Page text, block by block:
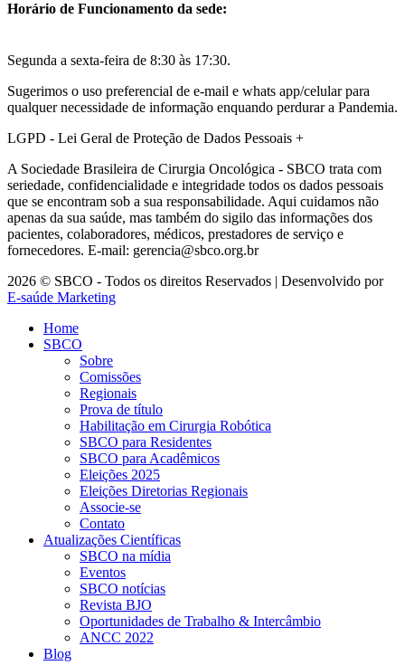
Horário de Funcionamento da sede:
Segunda a sexta-feira de 8:30 às 17:30.
Sugerimos o uso preferencial de e-mail e whats app/celular para
qualquer necessidade de informação enquando perdurar a Pandemia.
LGPD - Lei Geral de Proteção de Dados Pessoais +
A Sociedade Brasileira de Cirurgia Oncológica - SBCO trata com
seriedade, confidencialidade e integridade todos os dados pessoais
que se encontram sob a sua responsabilidade. Aqui cuidamos não
apenas da sua saúde, mas também do sigilo das informações dos
pacientes, colaboradores, médicos, prestadores de serviço e
fornecedores. E-mail: gerencia@sbco.org.br
2026 © SBCO - Todos os direitos Reservados | Desenvolvido por
E-saúde Marketing
Home
SBCO
Sobre
Comissões
Regionais
Prova de título
Habilitação em Cirurgia Robótica
SBCO para Residentes
SBCO para Acadêmicos
Eleições 2025
Eleições Diretorias Regionais
Associe-se
Contato
Atualizações Científicas
SBCO na mídia
Eventos
SBCO notícias
Revista BJO
Oportunidades de Trabalho & Intercâmbio
ANCC 2022
Blog